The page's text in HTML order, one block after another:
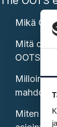
Mikä
Mitä ovat
OOTS-
Milloin
Miten